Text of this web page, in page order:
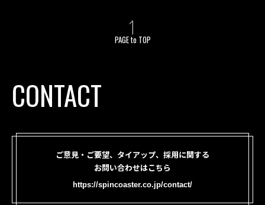
PAGE to TOP
CONTACT
ご意見・ご要望、タイアップ、採用に関する
お問い合わせはこちら
https://spincoaster.co.jp/contact/